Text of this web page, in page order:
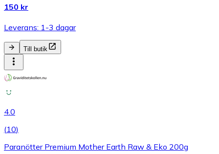
150 kr
Leverans: 1-3 dagar
Till butik
4.0
(10)
Paranötter Premium Mother Earth Raw & Eko 200g